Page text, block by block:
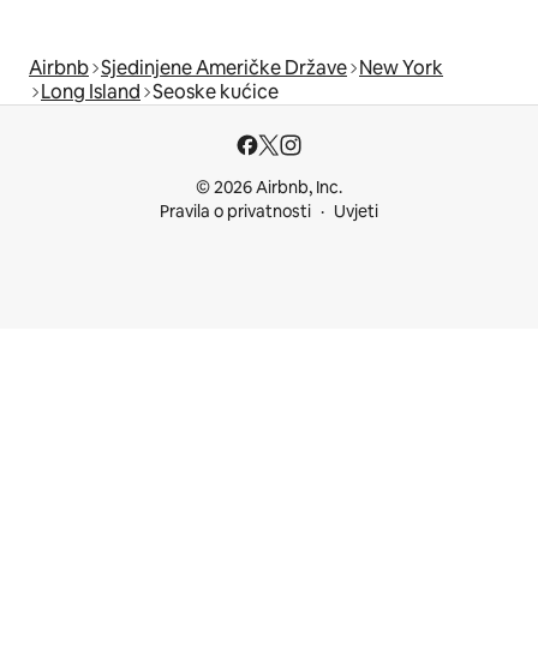
Airbnb Sjedinjene Američke Države New York
Long Island Seoske kućice
© 2026 Airbnb, Inc.
Pravila o privatnosti
Uvjeti